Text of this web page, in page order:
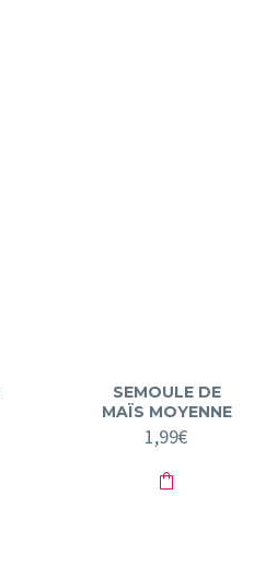
SEMOULE DE
MAÏS MOYENNE
1,99€